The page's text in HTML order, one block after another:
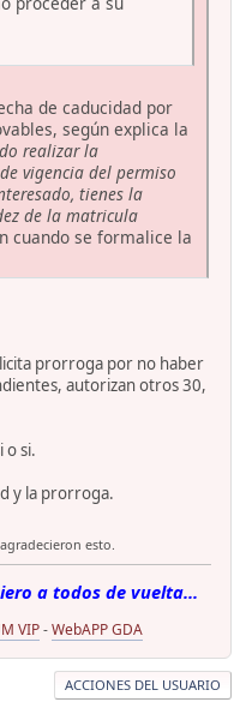
de caducidad por
según explica la
realizar la
vigencia del permiso
tienes la
de la matricula
cuando se formalice la
prorroga por no haber
autorizan otros 30,
o si.
y la prorroga.
esto.
a todos de vuelta...
VIP-WebAPP GDA
ACCIONES DEL USUARIO